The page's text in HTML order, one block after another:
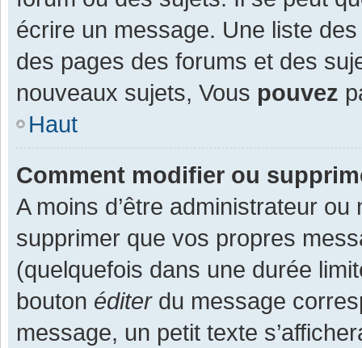
écrire un message. Une liste
des pages des forums et des
nouveaux sujets, Vous pouvez
Haut
Comment modifier ou
A moins d’être administrateur
supprimer que vos propres
(quelquefois dans une durée
bouton éditerdu message
message, un petit texte